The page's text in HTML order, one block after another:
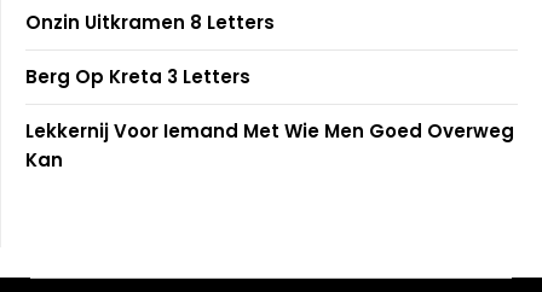
Onzin Uitkramen 8 Letters
Berg Op Kreta 3 Letters
Lekkernij Voor Iemand Met Wie Men Goed Overweg
Kan